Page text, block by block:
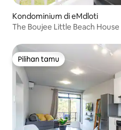
Kondominium di eMdloti
The Boujee Little Beach House
Pilihan tamu
Pilihan tamu